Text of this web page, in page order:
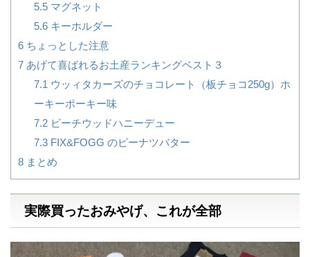
5.5マグネット
5.6キーホルダー
6 ちょっとした注意
7 あげて喜ばれるお土産ランキングベスト３
7.1 ウッィタカーズのチョコレート（板チョコ250g）ホ
ーキーポーキー味
7.2ビーチウッドハニーデュー
7.3FIX&FOGG のピーナツバター
8 まとめ
実際買ったおみやげ、これが全部